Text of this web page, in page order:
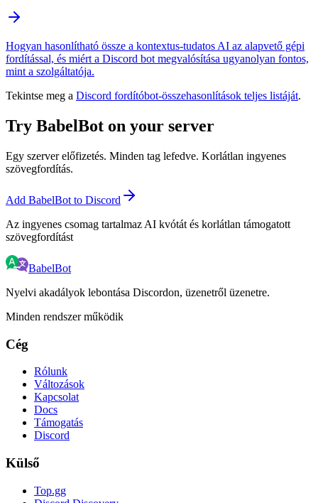
Hogyan hasonlítható össze a kontextus-tudatos AI az alapvető gépi
fordítással, és miért a Discord bot megvalósítása ugyanolyan fontos,
mint a szolgáltatója.
Tekintse meg a Discord fordítóbot-összehasonlítások teljes listáját.
Try BabelBot on your server
Egy szerver előfizetés. Minden tag lefedve. Korlátlan ingyenes
szövegfordítás.
Add BabelBot to Discord
Az ingyenes csomag tartalmaz AI kvótát és korlátlan támogatott
szövegfordítást
BabelBot
Nyelvi akadályok lebontása Discordon, üzenetről üzenetre.
Minden rendszer működik
Cég
Rólunk
Változások
Kapcsolat
Docs
Támogatás
Discord
Külső
Top.gg